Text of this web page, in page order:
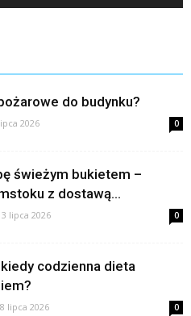
do budynku?
2026 0
świeżym bukietem –
z dostawą...
lipca 2026 0
codzienna dieta
8 lipca 2026 0